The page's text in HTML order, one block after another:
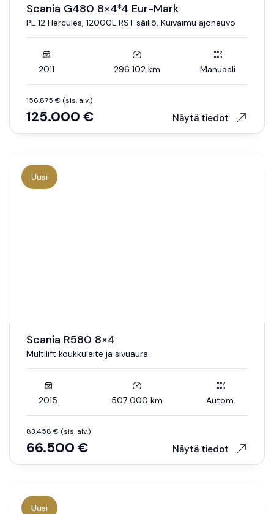
Scania G480 8×4*4 Eur-Mark
PL 12 Hercules, 12000L RST säiliö, Kuivaimu ajoneuvo
2011 296 102 km Manuaali
156.875 € (sis. alv.)
125.000 € Näytä tiedot
Uusi
Scania R580 8×4
Multilift koukkulaite ja sivuaura
2015 507 000 km Autom.
83.458 € (sis. alv.)
66.500 € Näytä tiedot
Uusi